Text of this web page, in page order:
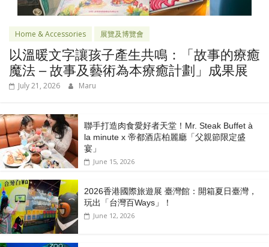
Home & Accessories 展覽及博覽會
以溫暖文字讓孩子產生共鳴：「故事的療癒
魔法 – 故事及藝術為本療癒計劃」成果展
July 21, 2026 Maru
聯手打造肉食愛好者天堂！Mr. Steak Buffet à
la minute x 帝都酒店柏麗廳「⽗親節限定盛
宴」
June 15, 2026
2026香港國際旅遊展 臺灣館：開箱夏日臺灣，
玩出「台灣百Ways」！
June 12, 2026